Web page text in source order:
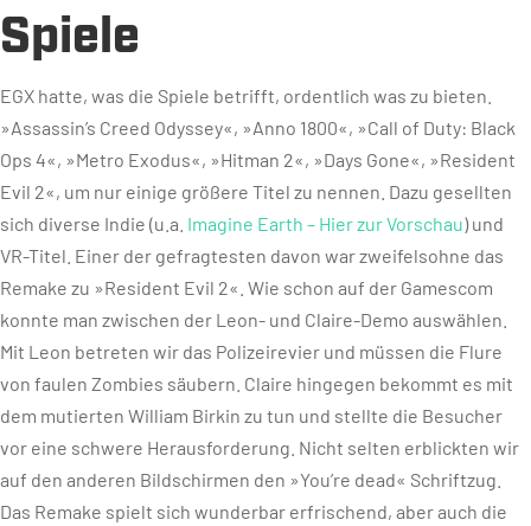
Spiele
EGX hatte, was die Spiele betrifft, ordentlich was zu bieten.
»Assassin’s Creed Odyssey«, »Anno 1800«, »Call of Duty: Black
Ops 4«, »Metro Exodus«, »Hitman 2«, »Days Gone«, »Resident
Evil 2«, um nur einige größere Titel zu nennen. Dazu gesellten
sich diverse Indie (u.a. Imagine Earth – Hier zur Vorschau) und
VR-Titel. Einer der gefragtesten davon war zweifelsohne das
Remake zu »Resident Evil 2«. Wie schon auf der Gamescom
konnte man zwischen der Leon- und Claire-Demo auswählen.
Mit Leon betreten wir das Polizeirevier und müssen die Flure
von faulen Zombies säubern. Claire hingegen bekommt es mit
dem mutierten William Birkin zu tun und stellte die Besucher
vor eine schwere Herausforderung. Nicht selten erblickten wir
auf den anderen Bildschirmen den »You’re dead« Schriftzug.
Das Remake spielt sich wunderbar erfrischend, aber auch die